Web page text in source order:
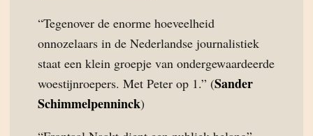
“Tegenover de enorme hoeveelheid
onnozelaars in de Nederlandse journalistiek
staat een klein groepje van ondergewaardeerde
woestijnroepers. Met Peter op 1.” (Sander
Schimmelpenninck)